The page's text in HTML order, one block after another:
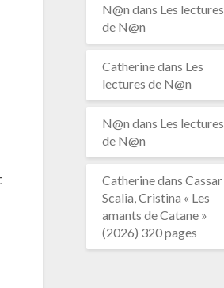
N@n dans Les lectures
de N@n
Catherinedans Les
lectures de N@n
N@n dans Les lectures
de N@n
Catherinedans Cassar
Scalia, Cristina « Les
amants de Catane »
(2026) 320 pages